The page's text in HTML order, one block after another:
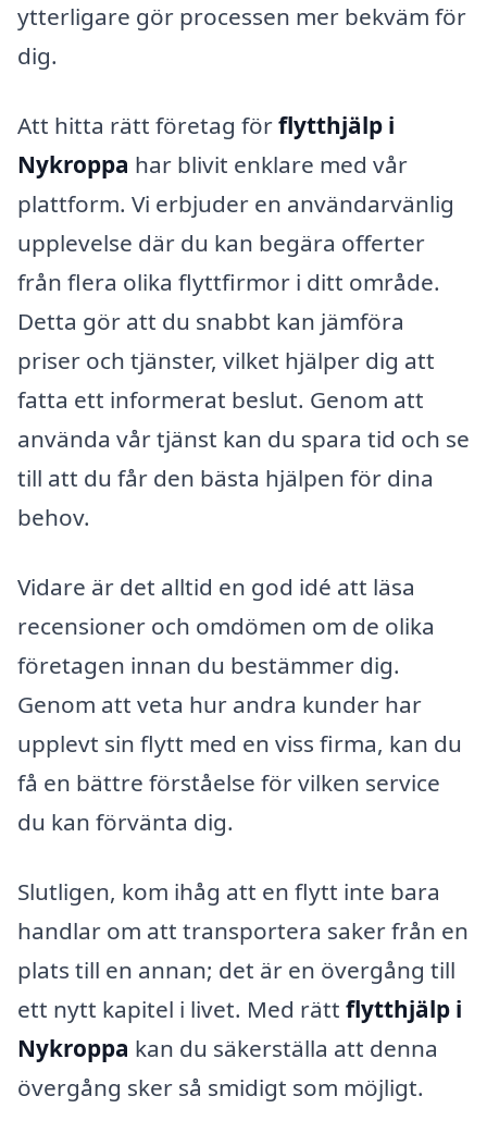
ytterligare gör processen mer bekväm för
dig.
Att hitta rätt företag förflytthjälp i
Nykroppa har blivit enklare med vår
plattform. Vi erbjuder en användarvänlig
upplevelse där du kan begära offerter
från flera olika flyttfirmor i ditt område.
Detta gör att du snabbt kan jämföra
priser och tjänster, vilket hjälper dig att
fatta ett informerat beslut. Genom att
använda vår tjänst kan du spara tid och se
till att du får den bästa hjälpen för dina
behov.
Vidare är det alltid en god idé att läsa
recensioner och omdömen om de olika
företagen innan du bestämmer dig.
Genom att veta hur andra kunder har
upplevt sin flytt med en viss firma, kan du
få en bättre förståelse för vilken service
du kan förvänta dig.
Slutligen, kom ihåg att en flytt inte bara
handlar om att transportera saker från en
plats till en annan; det är en övergång till
ett nytt kapitel i livet. Med rätt flytthjälp i
Nykroppa kan du säkerställa att denna
övergång sker så smidigt som möjligt.